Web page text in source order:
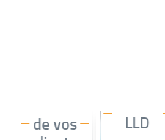
Fidélisation
de vos LLD